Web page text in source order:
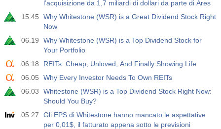
Agire
Fcst
Prev
12:30
Agire
17:00
Baker Hughes CONTEGGIO DELLE PIATTAFORME
PETROLIFERE STATUNITENSI
Agire
Fcst
l’acquisizione da 1,7 miliardi di dollari da parte di Ares
15:45
Why Whitestone (WSR) is a Great Dividend Stock Right
Now
06.19
Why Whitestone (WSR) is a Top Dividend Stock for
Your Portfolio
06.18
REITs: Cheap, Unloved, And Finally Showing Life
06.05
Why Every Investor Needs To Own REITs
06.03
Whitestone (WSR) is a Top Dividend Stock Right Now:
Should You Buy?
05.27
Gli EPS di Whitestone hanno mancato le aspettative
per 0,01$, il fatturato appena sotto le previsioni